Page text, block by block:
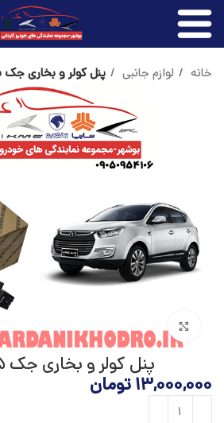
خانه لوازم جانبی پنل کولر و بخاری جک s5 شرکتی
پنل کولر و بخاری جک s5 شرکتی
13,000,000تومان